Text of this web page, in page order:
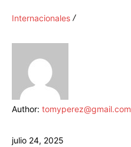
Internacionales
Author: tomyperez@gmail.com
julio 24, 2025